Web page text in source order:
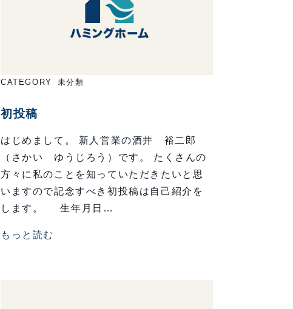
CATEGORY 未分類
初投稿
はじめまして。 新人営業の酒井 裕二郎
（さかい ゆうじろう）です。 たくさんの
方々に私のことを知っていただきたいと思
いますので記念すべき初投稿は自己紹介を
します。 生年月日…
もっと読む